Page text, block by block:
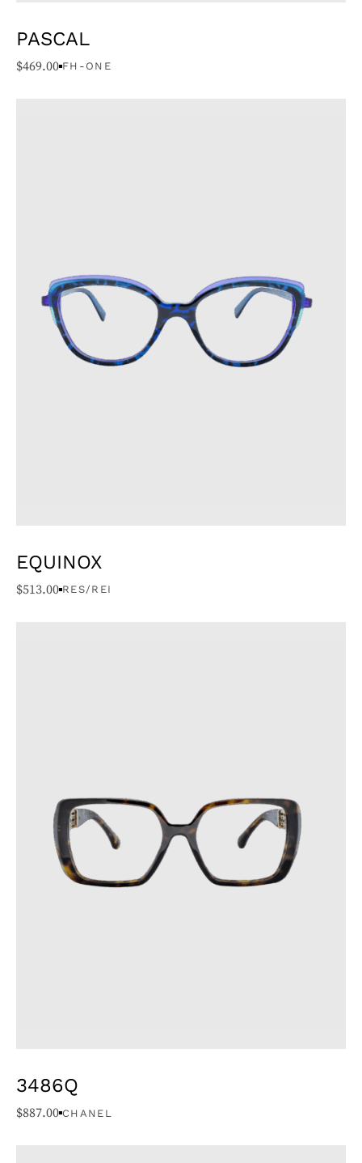
PASCAL
$469.00 FH-ONE
EQUINOX
$513.00 RES/REI
3486Q
$887.00 CHANEL